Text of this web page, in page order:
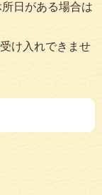
日がある場合は
け入れできませ